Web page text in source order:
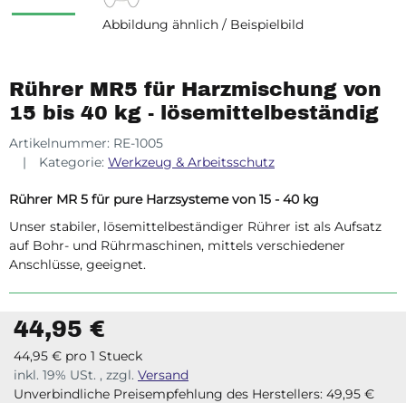
Abbildung ähnlich / Beispielbild
Rührer MR5 für Harzmischung von
15 bis 40 kg - lösemittelbeständig
Artikelnummer: RE-1005
Kategorie: Werkzeug & Arbeitsschutz
Rührer MR 5 für pure Harzsysteme von 15 - 40 kg
Unser stabiler, lösemittelbeständiger Rührer ist als Aufsatz
auf Bohr- und Rührmaschinen, mittels verschiedener
Anschlüsse, geeignet.
44,95 €
44,95 € pro 1 Stueck
inkl. 19% USt. , zzgl. Versand
Unverbindliche Preisempfehlung des Herstellers: 49,95 €